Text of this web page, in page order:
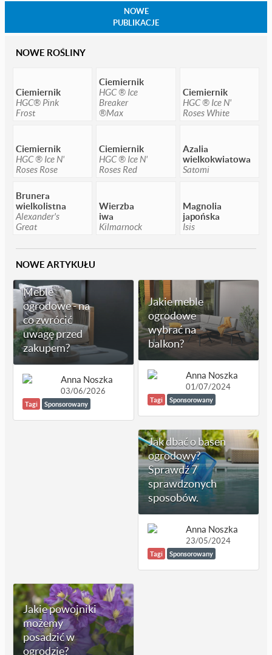
NOWE
PUBLIKACJE
NOWE ROŚLINY
Ciemiernik
HGC® Pink
Frost
Ciemiernik
HGC ® Ice
Breaker
®Max
Ciemiernik
HGC ® Ice N'
Roses White
Ciemiernik
HGC ® Ice N'
Roses Rose
Ciemiernik
HGC ® Ice N'
Roses Red
Azalia
wielkokwiatowa
Satomi
Brunera
wielkolistna
Alexander's
Great
Wierzba
iwa
Kilmarnock
Magnolia
japońska
Isis
NOWE ARTYKUŁU
Meble
ogrodowe - na
co zwrócić
uwagę przed
zakupem?
Anna Noszka
03/06/2026
Tagi Sponsorowany
Jakie meble
ogrodowe
wybrać na
balkon?
Anna Noszka
01/07/2024
Tagi Sponsorowany
Jak dbać o basen
ogrodowy?
Sprawdź 7
sprawdzonych
sposobów.
Anna Noszka
23/05/2024
Tagi Sponsorowany
Jakie powojniki
możemy
posadzić w
ogrodzie?